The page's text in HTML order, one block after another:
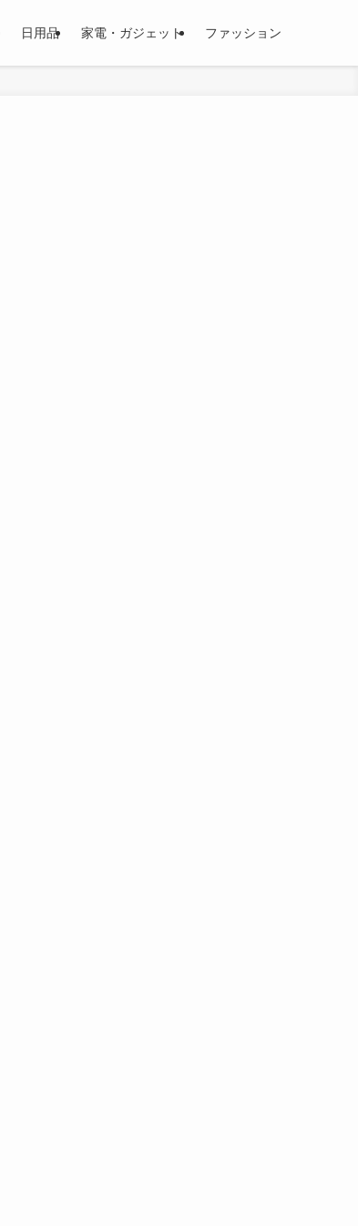
日用品 家電・ガジェット ファッション